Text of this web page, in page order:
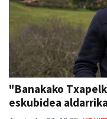
"Banakako
eskubidea